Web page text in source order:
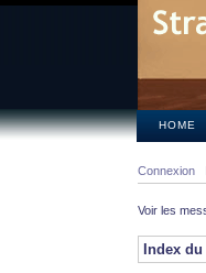
HOME
Connexion
Voir les
Index